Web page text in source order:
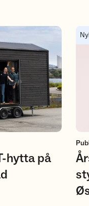
hjul til Rakkestad
hytta på